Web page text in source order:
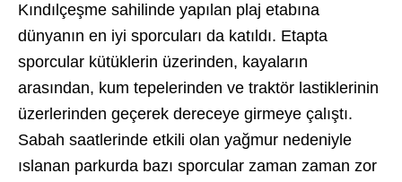
Kındılçeşme sahilinde yapılan plaj etabına
dünyanın en iyi sporcuları da katıldı. Etapta
sporcular kütüklerin üzerinden, kayaların
arasından, kum tepelerinden ve traktör lastiklerinin
üzerlerinden geçerek dereceye girmeye çalıştı.
Sabah saatlerinde etkili olan yağmur nedeniyle
ıslanan parkurda bazı sporcular zaman zaman zor